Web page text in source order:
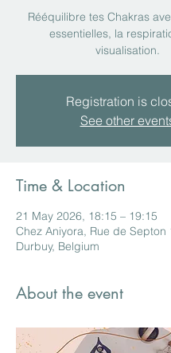
Rééquilibre tes Chakras
essentielles, la
visualisation.
Registration is
See other
Time & Location
21 May 2026, 18:15 – 19:15
Chez Aniyora, Rue de Septon
Durbuy, Belgium
About the event